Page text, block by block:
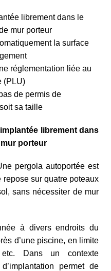
librement dans le
mur porteur
la surface
réglementation liée au
(PLU)
de permis de
sa taille
librement dans
porteur
pergola autoportée est
sur quatre poteaux
sans nécessiter de mur
à divers endroits du
d’une piscine, en limite
etc. Dans un contexte
permet de